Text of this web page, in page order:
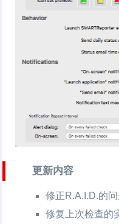
更新内容
修正R.A.I.D.的
修复上次检查的